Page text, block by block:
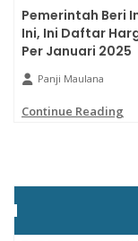
Pemerintah Beri
Ini, Ini Daftar
Per Januari 2025
Panji Maulana
Continue Reading